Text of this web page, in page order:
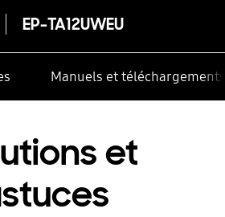
EP-TA12UWEU
Manuels et téléchargements
et